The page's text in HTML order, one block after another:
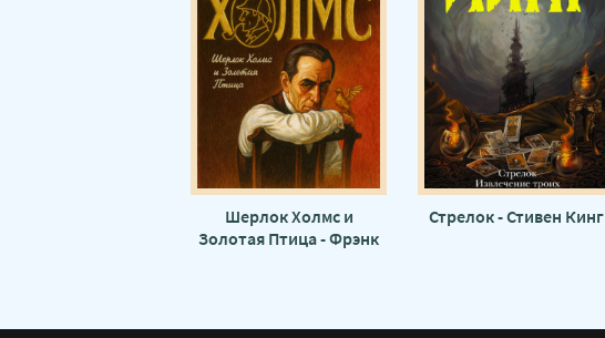
Шерлок Холмс и
Золотая Птица - Фрэнк
Стрелок - Стивен Кинг